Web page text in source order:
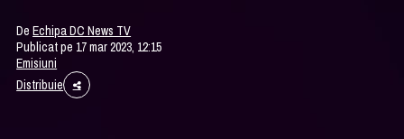
DeEchipa DC News TV
Publicat pe 17 mar 2023, 12:15
Emisiuni
Distribuie